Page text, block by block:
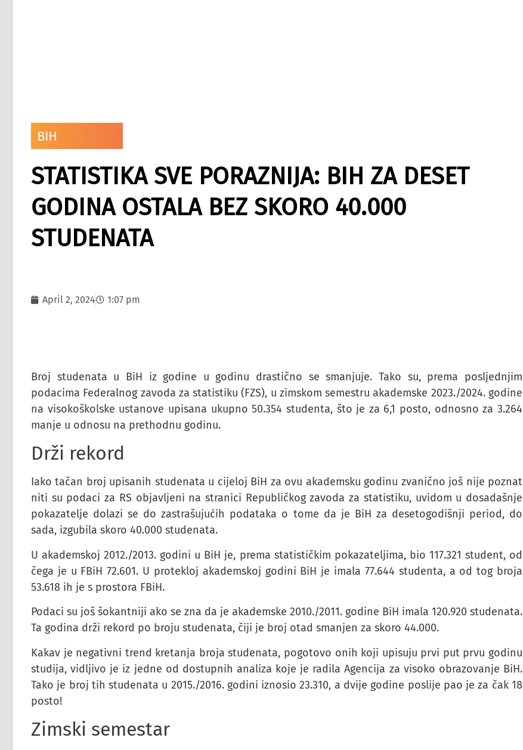
BIH
STATISTIKA SVE PORAZNIJA: BIH ZA DESET
GODINA OSTALA BEZ SKORO 40.000
STUDENATA
April 2, 2024 1:07 pm
Broj studenata u BiH iz godine u godinu drastično se smanjuje. Tako su, prema posljednjim
podacima Federalnog zavoda za statistiku (FZS), u zimskom semestru akademske 2023./2024. godine
na visokoškolske ustanove upisana ukupno 50.354 studenta, što je za 6,1 posto, odnosno za 3.264
manje u odnosu na prethodnu godinu.
Drži rekord
Iako tačan broj upisanih studenata u cijeloj BiH za ovu akademsku godinu zvanično još nije poznat
niti su podaci za RS objavljeni na stranici Republičkog zavoda za statistiku, uvidom u dosadašnje
pokazatelje dolazi se do zastrašujućih podataka o tome da je BiH za desetogodišnji period, do
sada, izgubila skoro 40.000 studenata.
U akademskoj 2012./2013. godini u BiH je, prema statističkim pokazateljima, bio 117.321 student, od
čega je u FBiH 72.601. U protekloj akademskoj godini BiH je imala 77.644 studenta, a od tog broja
53.618 ih je s prostora FBiH.
Podaci su još šokantniji ako se zna da je akademske 2010./2011. godine BiH imala 120.920 studenata.
Ta godina drži rekord po broju studenata, čiji je broj otad smanjen za skoro 44.000.
Kakav je negativni trend kretanja broja studenata, pogotovo onih koji upisuju prvi put prvu godinu
studija, vidljivo je iz jedne od dostupnih analiza koje je radila Agencija za visoko obrazovanje BiH.
Tako je broj tih studenata u 2015./2016. godini iznosio 23.310, a dvije godine poslije pao je za čak 18
posto!
Zimski semestar